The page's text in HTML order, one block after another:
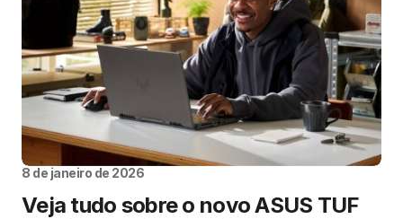
8 de janeiro de 2026
Veja tudo sobre o novo ASUS TUF